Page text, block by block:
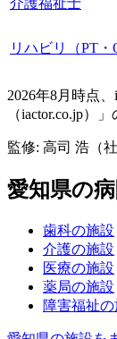
リハビリ（PT・
2026年8月時点
（iactor.co.jp）
監修: 高司 浩（
愛知県の
歯科の施設
介護の施設
医療の施設
薬局の施設
障害福祉の